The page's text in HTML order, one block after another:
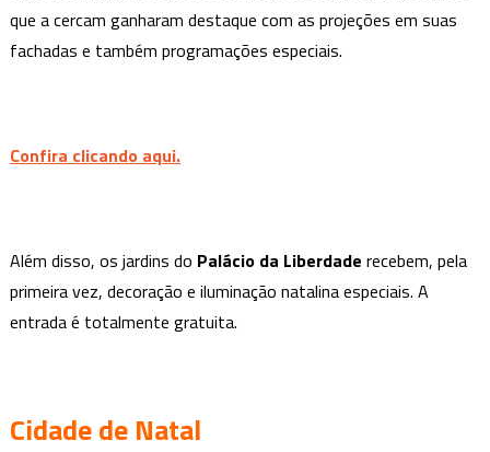
que a cercam ganharam destaque com as projeções em suas
fachadas e também programações especiais.
Confira clicando aqui.
Além disso, os jardins do Palácio da Liberdade recebem, pela
primeira vez, decoração e iluminação natalina especiais. A
entrada é totalmente gratuita.
Cidade de Natal